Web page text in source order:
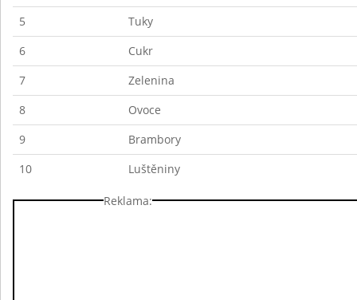
5
Tuky
6
Cukr
7
Zelenina
8
Ovoce
9
Brambory
10
Luštěniny
Reklama: